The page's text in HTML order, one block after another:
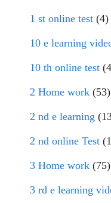
1 st online test (4)
10 e learning
10 th online test
2 Home work (53)
2 nd e learning
2 nd online Test
3 Home work (75)
3 rd e learning